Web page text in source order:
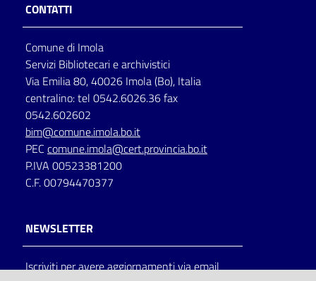
Seguici
su
CONTATTI
Comune di Imola
Servizi Bibliotecari e archivistici
Via Emilia 80, 40026 Imola (Bo), Italia
centralino: tel 0542.6026.36 fax
0542.602602
bim@comune.imola.bo.it
PEC comune.imola@cert.provincia.bo.it
P.IVA 00523381200
C.F. 00794470377
NEWSLETTER
Iscriviti per avere aggiornamenti via email